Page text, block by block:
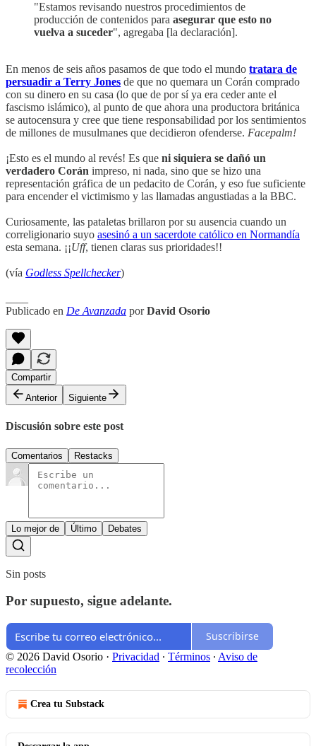
"Estamos revisando nuestros procedimientos de
producción de contenidos para asegurar que esto no
vuelva a suceder", agregaba [la declaración].
En menos de seis años pasamos de que todo el mundo tratara de
persuadir a Terry Jones de que no quemara un Corán comprado
con su dinero en su casa (lo que de por sí ya era ceder ante el
fascismo islámico), al punto de que ahora una productora británica
se autocensura y cree que tiene responsabilidad por los sentimientos
de millones de musulmanes que decidieron ofenderse. Facepalm!
¡Esto es el mundo al revés! Es que ni siquiera se dañó un
verdadero Corán impreso, ni nada, sino que se hizo una
representación gráfica de un pedacito de Corán, y eso fue suficiente
para encender el victimismo y las llamadas angustiadas a la BBC.
Curiosamente, las pataletas brillaron por su ausencia cuando un
correligionario suyo asesinó a un sacerdote católico en Normandía
esta semana. ¡¡Uff, tienen claras sus prioridades!!
(vía Godless Spellchecker)
Publicado en De Avanzada porDavid Osorio
Compartir
Anterior
Siguiente
Discusión sobre este post
Comentarios Restacks
Lo mejor de Último Debates
Sin posts
Por supuesto, sigue adelante.
Suscribirse
© 2026 David Osorio · Privacidad ∙ Términos ∙ Aviso de
recolección
Crea tu Substack